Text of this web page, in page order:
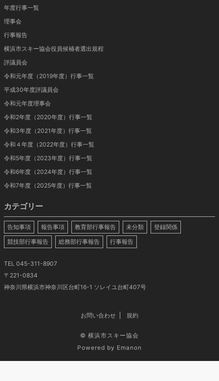
年度行事一覧
理事会
行事報告
横浜市スキー協会役員候補者選出規程
評議員会
令和元年度（2019年度）行事一覧
平成30年度評議員会
令和元年度理事会
令和2年度（2020年度）行事一覧
令和3年度（2021年度）行事一覧
令和４年度（2022年度）行事一覧
令和5年度（2023年度）行事一覧
令和6年度（2024年度）行事一覧
令和7年度（2025年度）行事一覧
カテゴリー
告知事項 報告事項 教育部行事報告 未分類
登録関係
競技部行事報告
総務部行事報告 行事報告
TEL 045-311-8907
〒221-0834
神奈川県横浜市神奈川区台町16-1 ソレイユ台町407号
お問い合わせ 規約
© 横浜市スキー協会
Powered by Emanon